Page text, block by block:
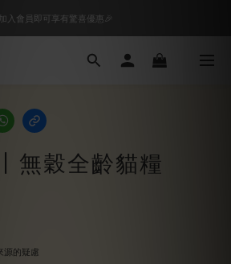
入會員即可享有驚喜優惠🎉
入會員即可享有驚喜優惠🎉
購物車超狂加價購，等你來+1
| 無穀全齡貓糧
源的疑慮